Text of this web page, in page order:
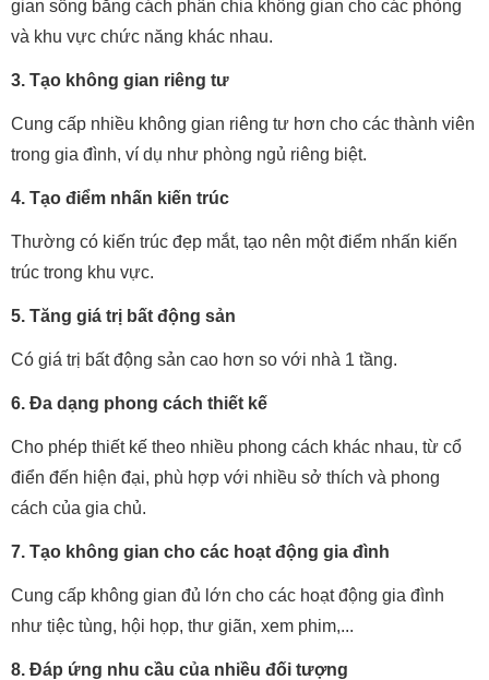
gian sống bằng cách phân chia không gian cho các phòng
và khu vực chức năng khác nhau.
3. Tạo không gian riêng tư
Cung cấp nhiều không gian riêng tư hơn cho các thành viên
trong gia đình, ví dụ như phòng ngủ riêng biệt.
4. Tạo điểm nhấn kiến trúc
Thường có kiến trúc đẹp mắt, tạo nên một điểm nhấn kiến
trúc trong khu vực.
5. Tăng giá trị bất động sản
Có giá trị bất động sản cao hơn so với nhà 1 tầng.
6. Đa dạng phong cách thiết kế
Cho phép thiết kế theo nhiều phong cách khác nhau, từ cổ
điển đến hiện đại, phù hợp với nhiều sở thích và phong
cách của gia chủ.
7. Tạo không gian cho các hoạt động gia đình
Cung cấp không gian đủ lớn cho các hoạt động gia đình
như tiệc tùng, hội họp, thư giãn, xem phim,...
8. Đáp ứng nhu cầu của nhiều đối tượng